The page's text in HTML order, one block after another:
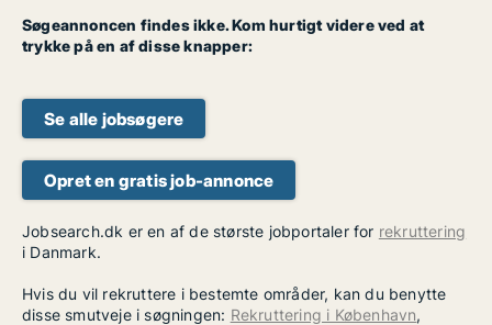
Søgeannoncen findes ikke. Kom hurtigt videre ved at
trykke på en af disse knapper:
Se alle jobsøgere
Opret en gratis job-annonce
Jobsearch.dk er en af de største jobportaler for rekruttering
i Danmark.
Hvis du vil rekruttere i bestemte områder, kan du benytte
disse smutveje i søgningen: Rekruttering i København,